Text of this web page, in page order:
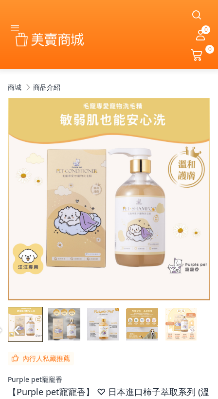
0
0
商城 商品介紹
內行人私藏推薦
Purple pet寵寵香
【Purple pet寵寵香】 ♡ 日本進口柿子萃取系列 (溫